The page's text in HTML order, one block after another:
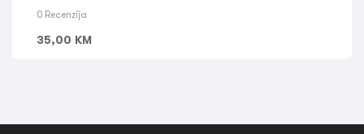
0 Recenzija
35,00 KM